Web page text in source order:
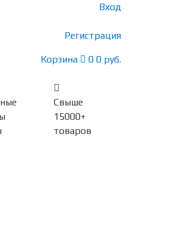
Вход
Регистрация
Корзина 0 0 руб.
Свыше
15000+
товаров